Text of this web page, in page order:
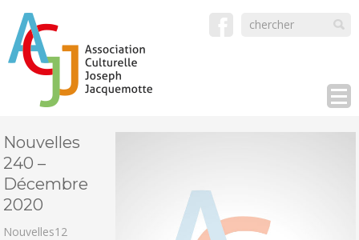
Nouvelles
240 –
Décembre
2020
Nouvelles12